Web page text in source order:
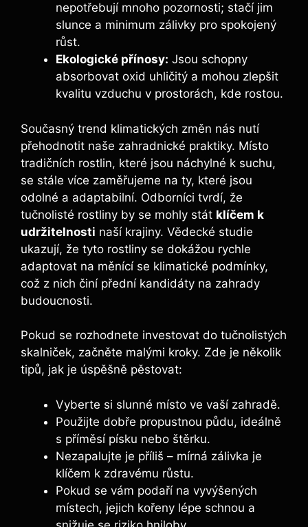
nepotřebují mnoho pozornosti; stačí jim
slunce a minimum zálivky pro spokojený
růst.
Ekologické přínosy: Jsou schopny
absorbovat oxid uhličitý a mohou zlepšit
kvalitu vzduchu v prostorách, kde rostou.
Současný trend klimatických změn nás nutí
přehodnotit naše zahradnické praktiky. Místo
tradičních rostlin, které jsou náchylné k suchu,
se stále více zaměřujeme na ty, které jsou
odolné a adaptabilní. Odborníci tvrdí, že
tučnolisté rostliny by se mohly stát klíčem k
udržitelnosti naší krajiny. Vědecké studie
ukazují, že tyto rostliny se dokážou rychle
adaptovat na měnící se klimatické podmínky,
což z nich činí přední kandidáty na zahrady
budoucnosti.
Pokud se rozhodnete investovat do tučnolistých
skalniček, začněte malými kroky. Zde je několik
tipů, jak je úspěšně pěstovat:
Vyberte si slunné místo ve vaší zahradě.
Použijte dobře propustnou půdu, ideálně
s příměsí písku nebo štěrku.
Nezapalujte je příliš – mírná zálivka je
klíčem k zdravému růstu.
Pokud se vám podaří na vyvýšených
místech, jejich kořeny lépe schnou a